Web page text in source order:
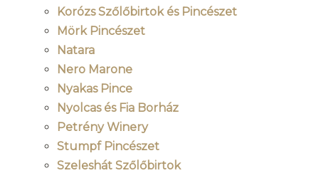
Korózs Szőlőbirtok és Pincészet
Mörk Pincészet
Natara
Nero Marone
Nyakas Pince
Nyolcas és Fia Borház
Petrény Winery
Stumpf Pincészet
Szeleshát Szőlőbirtok